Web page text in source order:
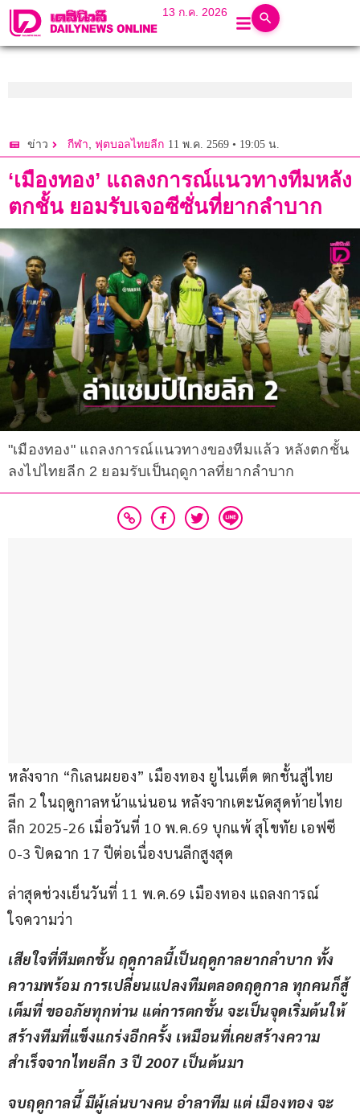
13 ก.ค. 2026
ข่าว กีฬา, ฟุตบอลไทยลีก 11 พ.ค. 2569 • 19:05 น.
‘เมืองทอง’ แถลงการณ์แนวทางทีมหลัง
ตกชั้น ยอมรับเจอซีซั่นที่ยากลำบาก
"เมืองทอง" แถลงการณ์แนวทางของทีมแล้ว หลังตกชั้น
ลงไปไทยลีก 2 ยอมรับเป็นฤดูกาลที่ยากลำบาก
หลังจาก “กิเลนผยอง” เมืองทอง ยูไนเต็ด ตกชั้นสู่ไทย
ลีก 2 ในฤดูกาลหน้าแน่นอน หลังจากเตะนัดสุดท้ายไทย
ลีก 2025-26 เมื่อวันที่ 10 พ.ค.69 บุกแพ้ สุโขทัย เอฟซี
0-3 ปิดฉาก 17 ปีต่อเนื่องบนลีกสูงสุด
ล่าสุดช่วงเย็นวันที่ 11 พ.ค.69 เมืองทอง แถลงการณ์
ใจความว่า
เสียใจที่ทีมตกชั้น ฤดูกาลนี้เป็นฤดูกาลยากลำบาก ทั้ง
ความพร้อม การเปลี่ยนแปลงทีมตลอดฤดูกาล ทุกคนก็สู้
เต็มที่ ขออภัยทุกท่าน แต่การตกชั้น จะเป็นจุดเริ่มต้นให้
สร้างทีมที่แข็งแกร่งอีกครั้ง เหมือนที่เคยสร้างความ
สำเร็จจากไทยลีก 3 ปี 2007 เป็นต้นมา
จบฤดูกาลนี้ มีผู้เล่นบางคน อำลาทีม แต่ เมืองทอง จะ